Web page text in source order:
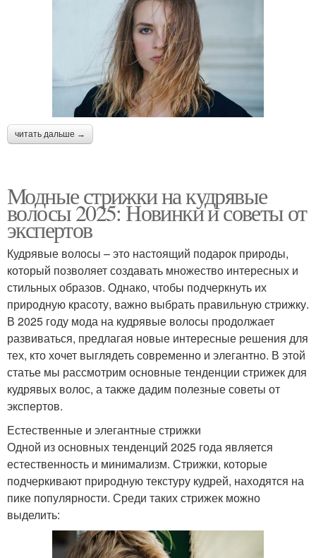
читать дальше →
Модные стрижки на кудрявые
волосы 2025: Новинки и советы от
экспертов
Кудрявые волосы – это настоящий подарок природы,
который позволяет создавать множество интересных и
стильных образов. Однако, чтобы подчеркнуть их
природную красоту, важно выбрать правильную стрижку.
В 2025 году мода на кудрявые волосы продолжает
развиваться, предлагая новые интересные решения для
тех, кто хочет выглядеть современно и элегантно. В этой
статье мы рассмотрим основные тенденции стрижек для
кудрявых волос, а также дадим полезные советы от
экспертов.
Естественные и элегантные стрижки
Одной из основных тенденций 2025 года является
естественность и минимализм. Стрижки, которые
подчеркивают природную текстуру кудрей, находятся на
пике популярности. Среди таких стрижек можно
выделить: